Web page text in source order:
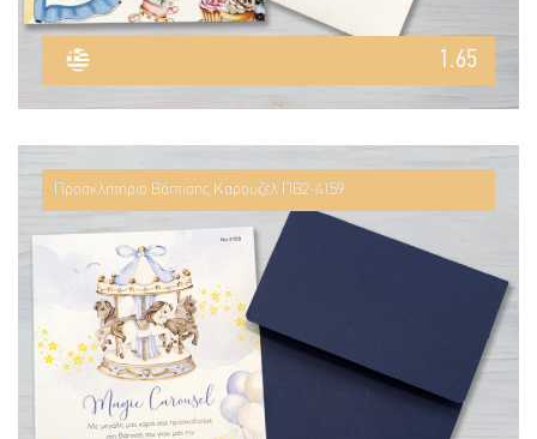
1.65
Προσκλητήριο Βάπτισης Καρουζέλ ΠΒ2-4159